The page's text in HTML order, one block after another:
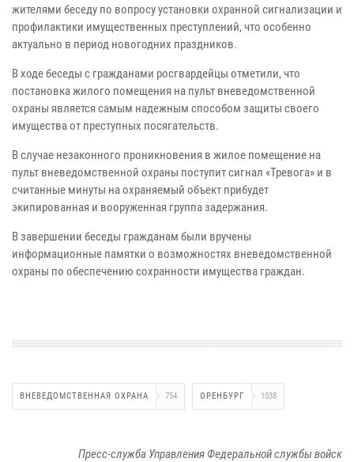
жителями беседу по вопросу установки охранной сигнализации и
профилактики имущественных преступлений, что особенно
актуально в период новогодних праздников.
В ходе беседы с гражданами росгвардейцы отметили, что
постановка жилого помещения на пульт вневедомственной
охраны является самым надежным способом защиты своего
имущества от преступных посягательств.
В случае незаконного проникновения в жилое помещение на
пульт вневедомственной охраны поступит сигнал «Тревога» и в
считанные минуты на охраняемый объект прибудет
экипированная и вооруженная группа задержания.
В завершении беседы гражданам были вручены
информационные памятки о возможностях вневедомственной
охраны по обеспечению сохранности имущества граждан.
ВНЕВЕДОМСТВЕННАЯ ОХРАНА 754 ОРЕНБУРГ 1038
Пресс-служба Управления Федеральной службы войск